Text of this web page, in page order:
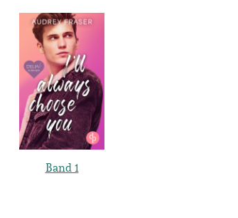
Band 1